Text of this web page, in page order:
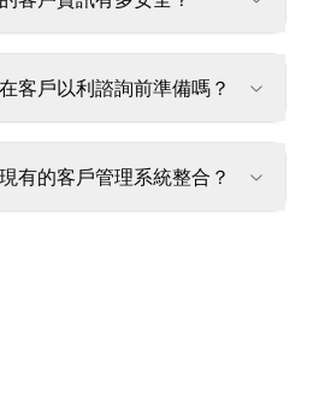
客戶以利諮詢前準備嗎？
有的客戶管理系統整合？